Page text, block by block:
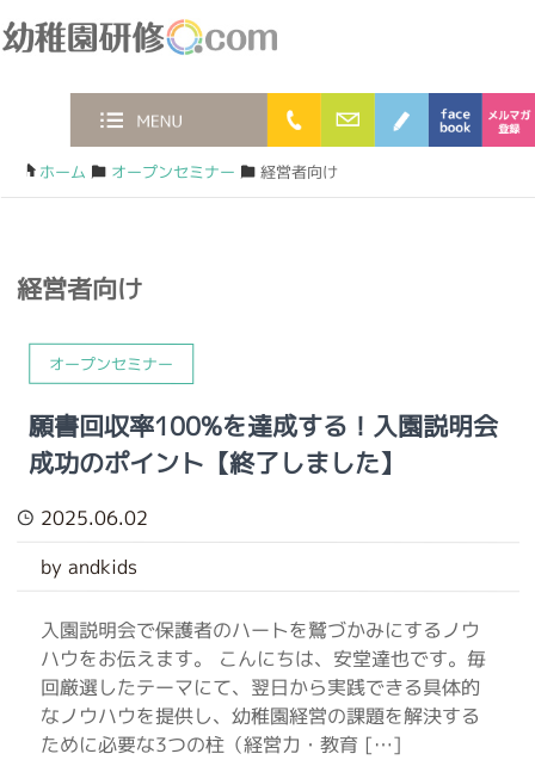
MENU 0120-36-2023
お問合わせフォー
ブログ
ホーム / オープンセミナー / 経営者向け
経営者向け
オープンセミナー
願書回収率100%を達成する！入園説明会
成功のポイント【終了しました】
2025.06.02
by andkids
入園説明会で保護者のハートを鷲づかみにするノウ
ハウをお伝えます。 こんにちは、安堂達也です。毎
回厳選したテーマにて、翌日から実践できる具体的
なノウハウを提供し、幼稚園経営の課題を解決する
ために必要な3つの柱（経営力・教育 […]